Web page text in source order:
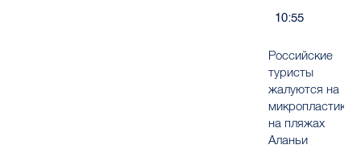
10:55
Российские
туристы
жалуются на
микропластик
на пляжах
Аланьи